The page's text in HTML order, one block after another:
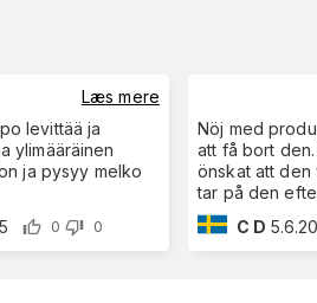
Læs mere
levittää ja
ylimääräinen
ja pysyy melko
0 0
Nöj med
att få bort
önskat att den
tar på den
C D